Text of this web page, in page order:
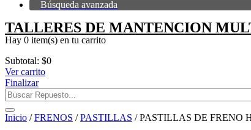
Búsqueda avanzada
TALLERES DE MANTENCION
Hay 0 item(s) en tu carrito
Subtotal: $0
Ver carrito
Finalizar
Inicio /FRENOS /PASTILLAS / PASTILLAS DE FRENO